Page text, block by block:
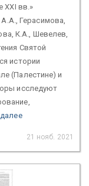
XXI вв.»
Герасимова,
К.А., Шевелев,
Святой
истории
(Палестине) и
исследуют
21 нояб. 2021